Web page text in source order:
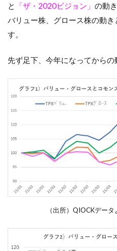
と
「ザ・ 2020ビジョン」 の動
バリュー株、グロース株の動
す。
先ず足下、今年になってからの
（出所）QIOCKデー